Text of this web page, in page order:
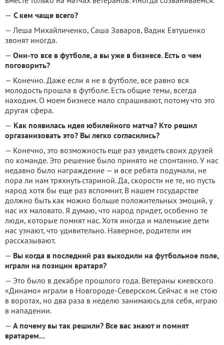
— С кем чаще всего?
— Леша Михайличенко, Саша Заваров, Вадик Евтушенко
звонят иногда.
— Они-то все в футболе, а вы уже в бизнесе. Есть о чем
поговорить?
— Конечно. Даже если я не в футболе, все равно вся
молодость прошла в футболе. Есть общие темы, всегда
находим. О моем бизнесе мало спрашивают, потому что это
другая сфера.
— Как появилась идея юбилейного матча? Кто решил
оргазанизовать это? Вы легко согласились?
— Конечно, это возможность еще раз увидеть своих друзей
по команде. Это решение было принято не спонтанно. У нас
недавно было награждение — и все ребята подумали, не
пора ли нам тряхнуть стариной. Да, скорости не те, но пусть
народ хотя бы еще раз вспомнит. В нашем государстве
должно быть как можно больше положительных эмоций, у
нас их маловато. Я думаю, что народ придет, особенно те
люди, которые помнят нас. Хотя иногда и маленькие дети
нас узнают, что удивительно. Наверное, родители им
рассказывают.
— Вы когда в последний раз выходили на футбольное поле,
играли на позиции вратаря?
— Это было в декабре прошлого года. Ветераны киевского
«Динамо» играли в Новгороде-Северском. Сейчас я не стою
в воротах, но два раза в неделю занимаюсь для себя, играю
в нападении.
— А почему вы так решили? Все вас знают и помнят
вратарем...